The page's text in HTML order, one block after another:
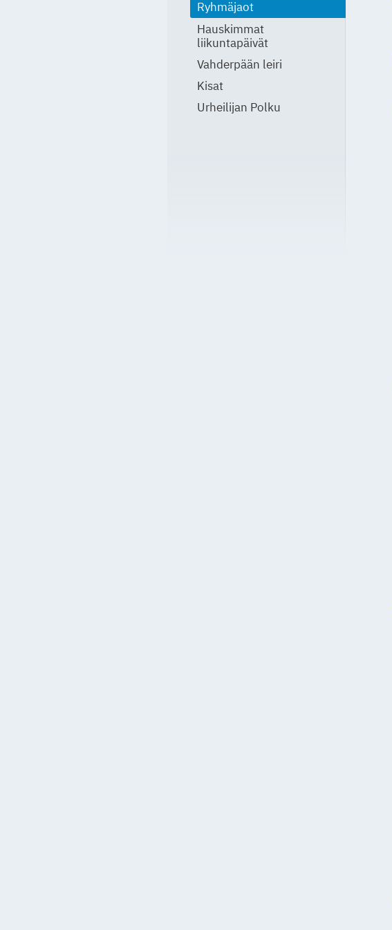
Ryhmäjaot
Hauskimmat
liikuntapäivät
Vahderpään leiri
Kisat
Urheilijan Polku